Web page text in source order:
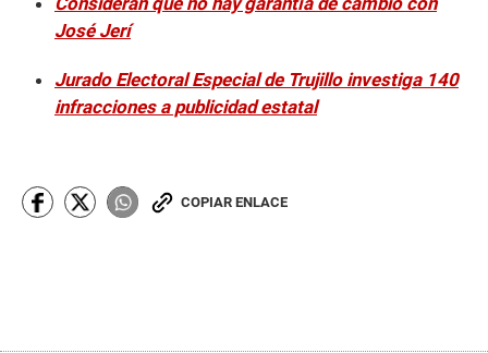
José Jerí
Jurado Electoral Especial de Trujillo investiga 140
infracciones a publicidad estatal
COPIAR ENLACE